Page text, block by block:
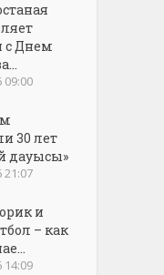
с Днем
09:00
30 лет
дауысы»
21:07
и
– как
14:09